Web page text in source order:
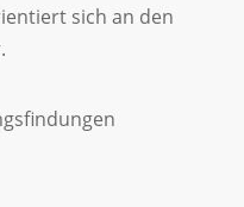
sich an den